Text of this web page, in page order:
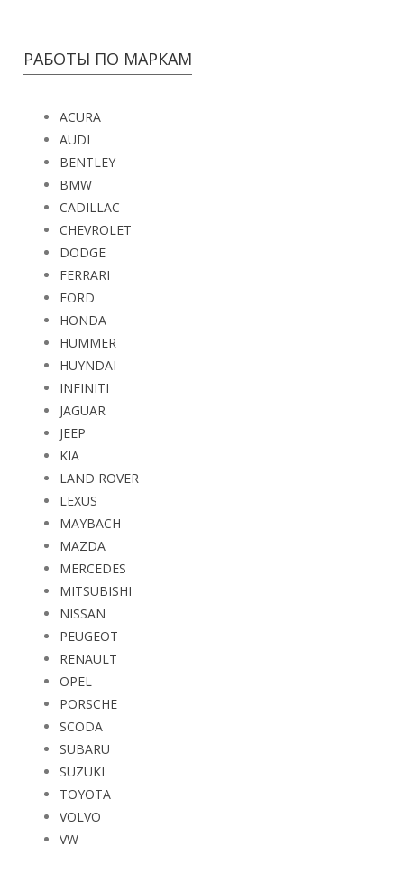
РАБОТЫ ПО МАРКАМ
ACURA
AUDI
BENTLEY
BMW
CADILLAC
CHEVROLET
DODGE
FERRARI
FORD
HONDA
HUMMER
HUYNDAI
INFINITI
JAGUAR
JEEP
KIA
LAND ROVER
LEXUS
MAYBACH
MAZDA
MERCEDES
MITSUBISHI
NISSAN
PEUGEOT
RENAULT
OPEL
PORSCHE
SCODA
SUBARU
SUZUKI
TOYOTA
VOLVO
VW